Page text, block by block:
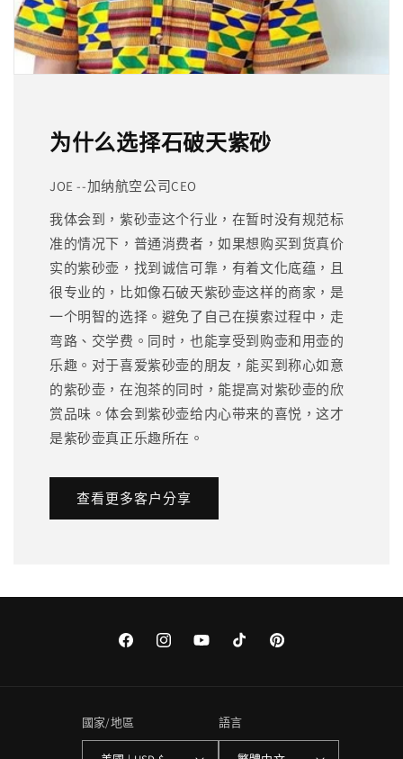
为什么选择石破天紫砂
JOE --加纳航空公司CEO
我体会到，紫砂壶这个行业，在暂时没有规范标
准的情况下，普通消费者，如果想购买到货真价
实的紫砂壶，找到诚信可靠，有着文化底蕴，且
很专业的，比如像石破天紫砂壶这样的商家，是
一个明智的选择。避免了自己在摸索过程中，走
弯路、交学费。同时，也能享受到购壶和用壶的
乐趣。对于喜爱紫砂壶的朋友，能买到称心如意
的紫砂壶，在泡茶的同时，能提高对紫砂壶的欣
赏品味。体会到紫砂壶给内心带来的喜悦，这才
是紫砂壶真正乐趣所在。
查看更多客户分享
FacebookInstagramYouTubeTikTok Pinterest
國家/地區 語言